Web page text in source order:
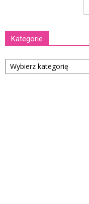
Kategorie
Kategorie